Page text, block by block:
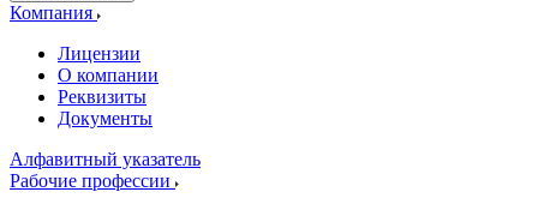
Компания
Лицензии
О компании
Реквизиты
Документы
Алфавитный указатель
Рабочие профессии